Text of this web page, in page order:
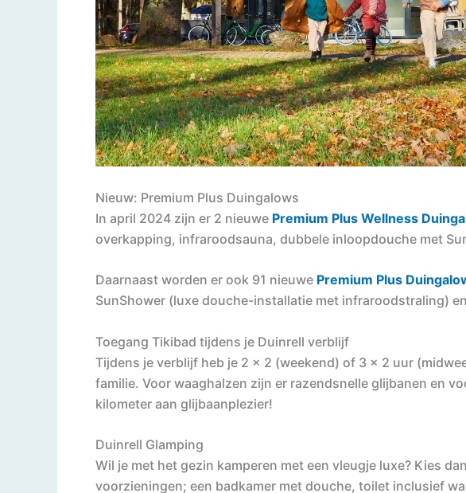
Nieuw: Premium Plus Duingalows
In april 2024 zijn er 2 nieuwe Premium Plus Wellness
overkapping, infraroodsauna, dubbele inloopdouche met
Daarnaast worden er ook 91 nieuwe Premium Plus
SunShower (luxe douche-installatie met infraroodstraling)
Toegang Tikibad tijdens je Duinrell verblijf
Tijdens je verblijf heb je 2 x 2 (weekend) of 3 x 2 uur
familie. Voor waaghalzen zijn er razendsnelle glijbanen en
kilometer aan glijbaanplezier!
Duinrell Glamping
Wil je met het gezin kamperen met een vleugje luxe? Kies
voorzieningen; een badkamer met douche, toilet inclusief